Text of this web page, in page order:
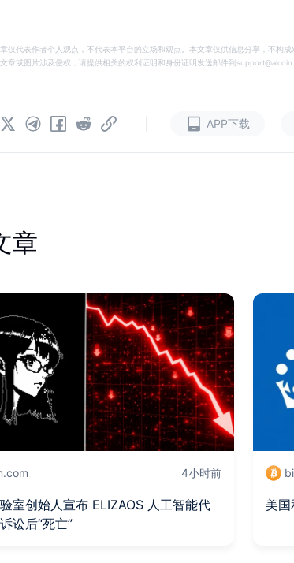
仅代表作者个人观点，不代表本平台的立场和观点。本文章仅供信息分享，不构
章或图片涉及侵权，请提供相关的权利证明和身份证明发送邮件到
APP下载
章
4小时前
室创始人宣布 ELIZAOS 人工智能代
讼后“死亡”
美